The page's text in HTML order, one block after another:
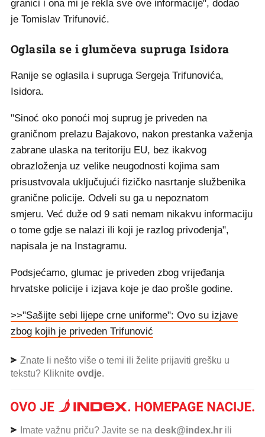
granici i ona mi je rekla sve ove informacije", dodao
je Tomislav Trifunović.
Oglasila se i glumčeva supruga Isidora
Ranije se oglasila i supruga Sergeja Trifunovića,
Isidora.
"Sinoć oko ponoći moj suprug je priveden na
graničnom prelazu Bajakovo, nakon prestanka važenja
zabrane ulaska na teritoriju EU, bez ikakvog
obrazloženja uz velike neugodnosti kojima sam
prisustvovala uključujući fizičko nasrtanje službenika
granične policije. Odveli su ga u nepoznatom
smjeru. Već duže od 9 sati nemam nikakvu informaciju
o tome gdje se nalazi ili koji je razlog privođenja",
napisala je na Instagramu.
Podsjećamo, glumac je priveden zbog vrijeđanja
hrvatske policije i izjava koje je dao prošle godine.
>>"Sašijte sebi lijepe crne uniforme": Ovo su izjave
zbog kojih je priveden Trifunović
Znate li nešto više o temi ili želite prijaviti grešku u
tekstu? Kliknite ovdje.
Imate važnu priču? Javite se na desk@index.hr ili